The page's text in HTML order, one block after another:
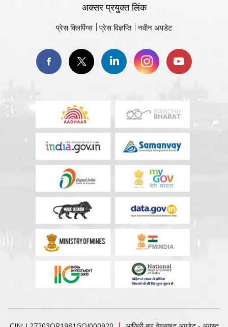
अक्सर प्रयुक्त लिंक
प्रेस क्लिपिंग्स प्रेस विज्ञप्ति नवीन अपडेट